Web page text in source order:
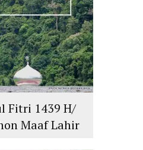
Fitri 1439 H/
Maaf Lahir